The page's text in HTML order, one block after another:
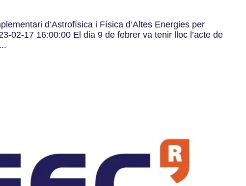
d’Astrofísica i Física d’Altes Energies per
02-17 16:00:00 El dia 9 de febrer va tenir lloc l’acte de